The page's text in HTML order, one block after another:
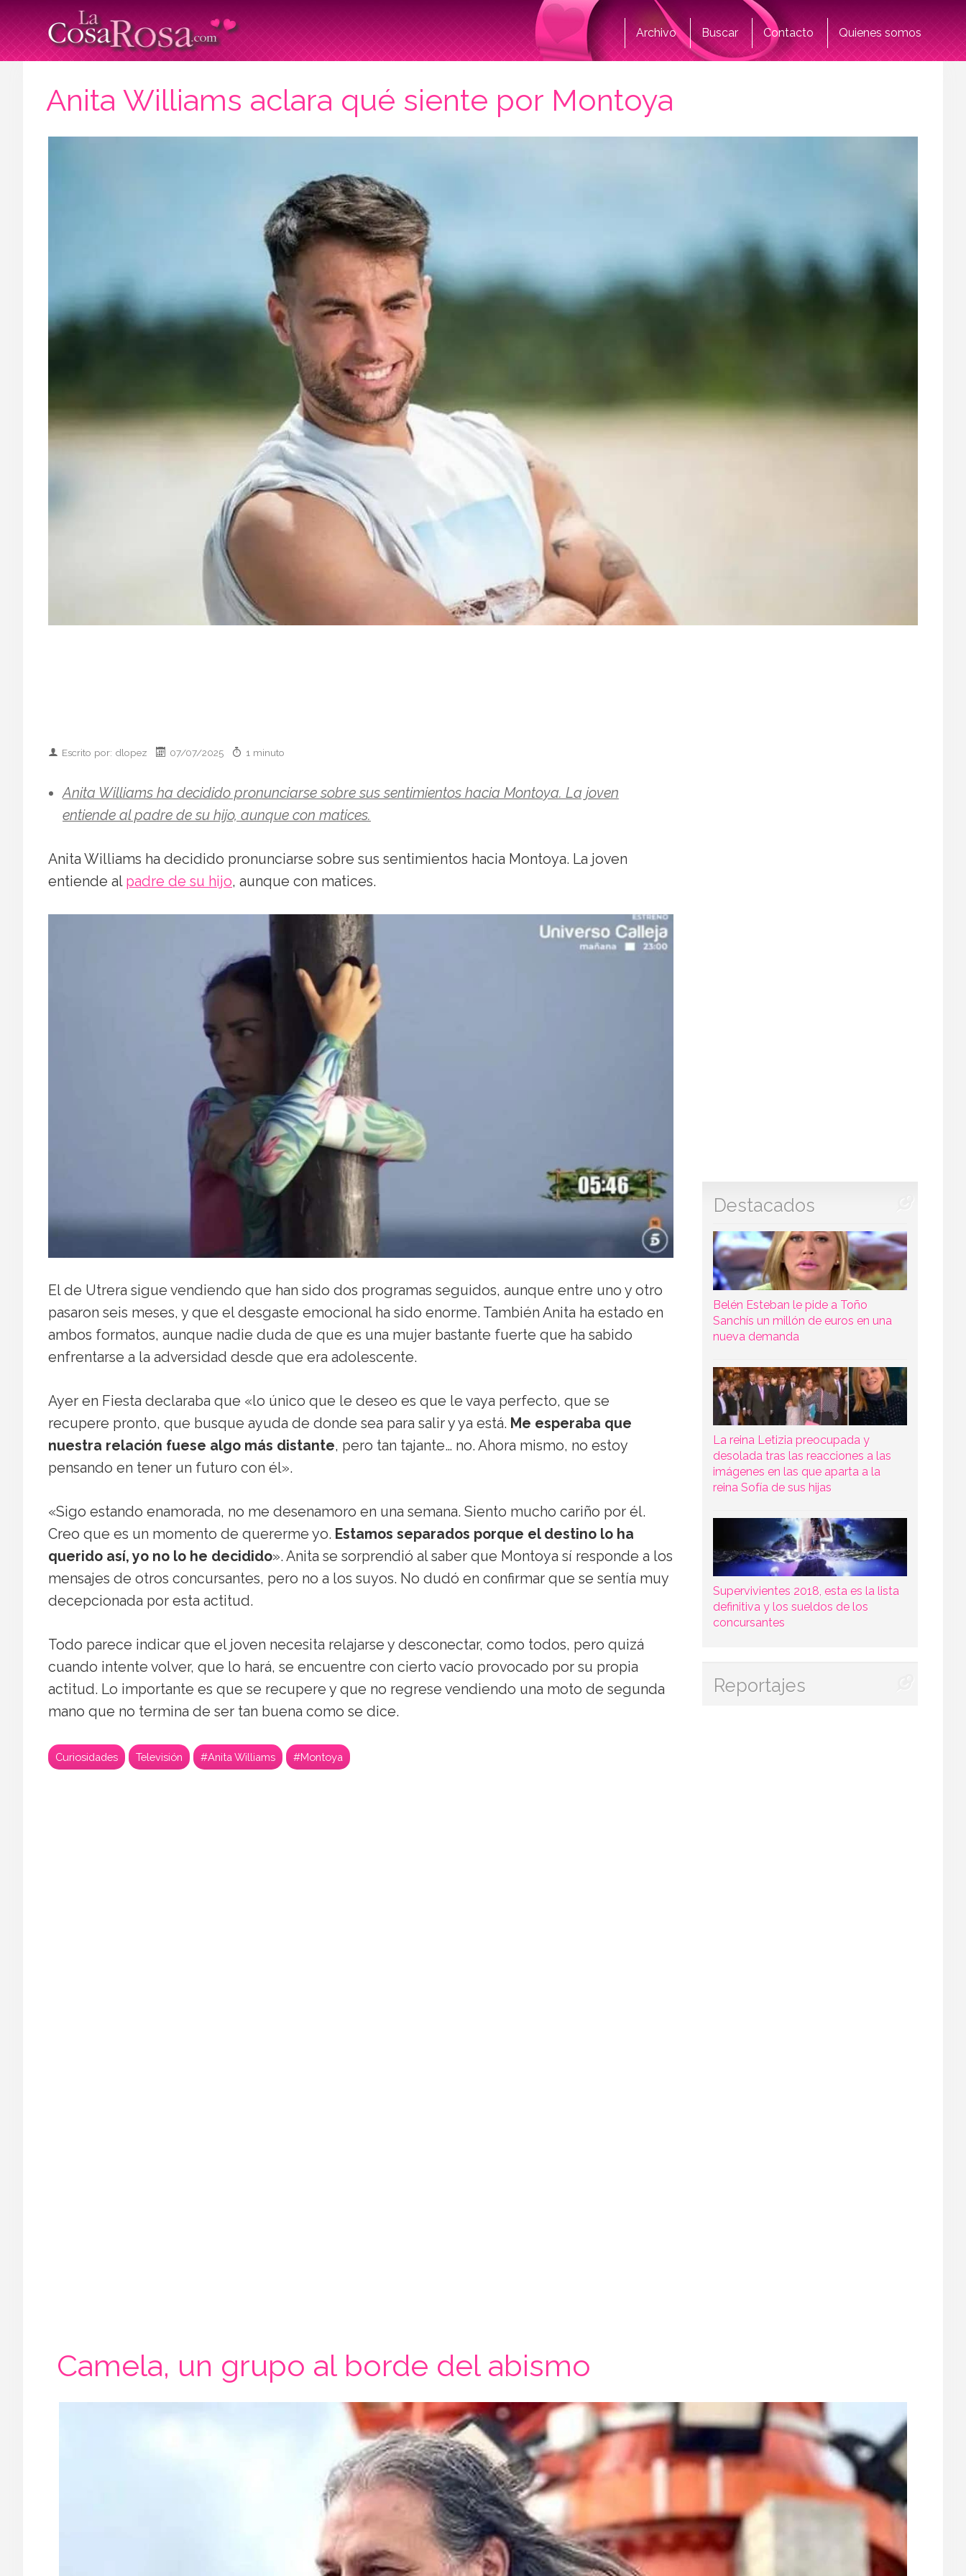
Archivo Buscar Contacto Quienes somos
Anita Williams aclara qué siente por Montoya
Escrito por: dlopez 07/07/2025 1 minuto
Anita Williams ha decidido pronunciarse sobre sus sentimientos hacia Montoya. La joven
entiende al padre de su hijo, aunque con matices.
Anita Williams ha decidido pronunciarse sobre sus sentimientos hacia Montoya. La joven
entiende al padre de su hijo, aunque con matices.
El de Utrera sigue vendiendo que han sido dos programas seguidos, aunque entre uno y otro
pasaron seis meses, y que el desgaste emocional ha sido enorme. También Anita ha estado en
ambos formatos, aunque nadie duda de que es una mujer bastante fuerte que ha sabido
enfrentarse a la adversidad desde que era adolescente.
Ayer en Fiesta declaraba que «lo único que le deseo es que le vaya perfecto, que se
recupere pronto, que busque ayuda de donde sea para salir y ya está. Me esperaba que
nuestra relación fuese algo más distante, pero tan tajante… no. Ahora mismo, no estoy
pensando en tener un futuro con él».
«Sigo estando enamorada, no me desenamoro en una semana. Siento mucho cariño por él.
Creo que es un momento de quererme yo. Estamos separados porque el destino lo ha
querido así, yo no lo he decidido». Anita se sorprendió al saber que Montoya sí responde a los
mensajes de otros concursantes, pero no a los suyos. No dudó en confirmar que se sentía muy
decepcionada por esta actitud.
Todo parece indicar que el joven necesita relajarse y desconectar, como todos, pero quizá
cuando intente volver, que lo hará, se encuentre con cierto vacío provocado por su propia
actitud. Lo importante es que se recupere y que no regrese vendiendo una moto de segunda
mano que no termina de ser tan buena como se dice.
Curiosidades Televisión #Anita Williams #Montoya
Destacados
Belén Esteban le pide a Toño
Sanchís un millón de euros en una
nueva demanda
La reina Letizia preocupada y
desolada tras las reacciones a las
imágenes en las que aparta a la
reina Sofía de sus hijas
Supervivientes 2018, esta es la lista
definitiva y los sueldos de los
concursantes
Reportajes
Camela, un grupo al borde del abismo